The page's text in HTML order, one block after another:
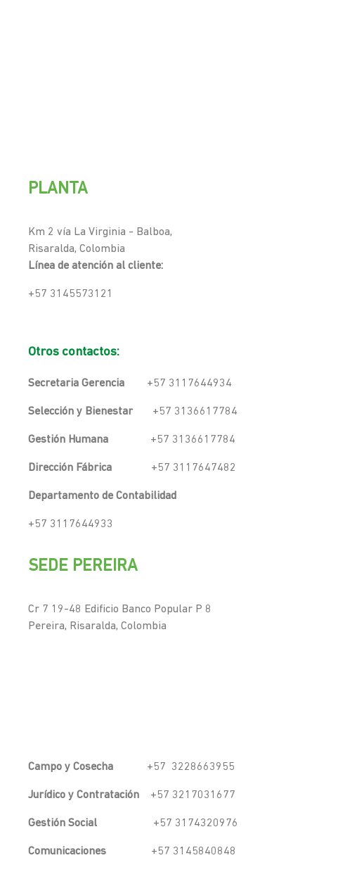
PLANTA
Km 2 vía La Virginia - Balboa,
Risaralda, Colombia
Línea de atención al cliente:
+57 3145573121
Otros contactos:
Secretaria Gerencia +57 3117644934
Selección y Bienestar+57 3136617784
Gestión Humana +57 3136617784
Dirección Fábrica +57 3117647482
Departamento de Contabilidad
+57 3117644933
SEDE PEREIRA
Cr 7 19-48 Edificio Banco Popular P 8
Pereira, Risaralda, Colombia
Campo y Cosecha +57 3228663955
Jurídico y Contratación +57 3217031677
Gestión Social +57 3174320976
Comunicaciones +57 3145840848